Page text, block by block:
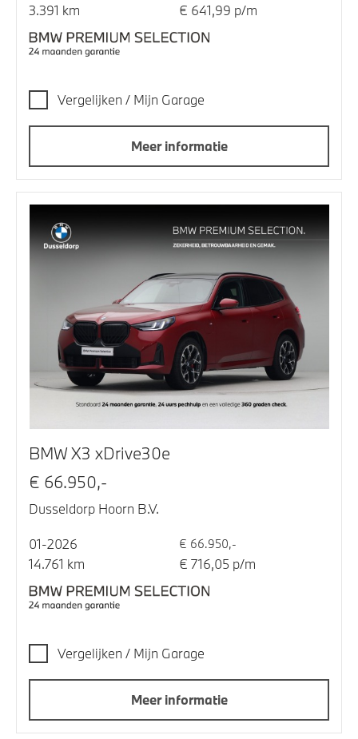
3.391 km € 641,99 p/m
Vergelijken / Mijn Garage
Meer informatie
BMW X3 xDrive30e
€ 66.950,-
Dusseldorp Hoorn B.V.
01-2026 € 66.950,-
14.761 km € 716,05 p/m
Vergelijken / Mijn Garage
Meer informatie